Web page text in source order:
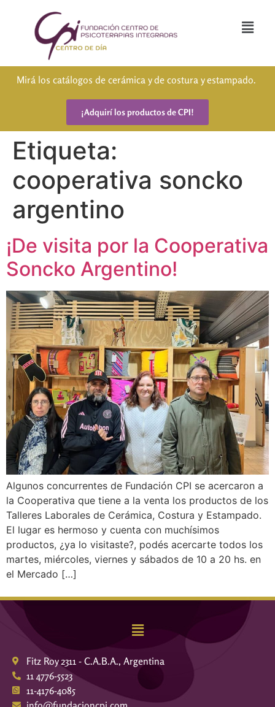
Mirá los catálogos de cerámica y de costura y estampado.
¡Adquirí los productos de CPI!
Etiqueta:
cooperativa soncko
argentino
¡De visita por la Cooperativa
Soncko Argentino!
Algunos concurrentes de Fundación CPI se acercaron a
la Cooperativa que tiene a la venta los productos de los
Talleres Laborales de Cerámica, Costura y Estampado.
El lugar es hermoso y cuenta con muchísimos
productos, ¿ya lo visitaste?, podés acercarte todos los
martes, miércoles, viernes y sábados de 10 a 20 hs. en
el Mercado […]
Fitz Roy 2311 - C.A.B.A., Argentina
11 4776-5523
11-4176-4085